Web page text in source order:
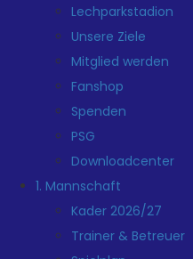
Lechparkstadion
Unsere Ziele
Mitglied werden
Fanshop
Spenden
PSG
Downloadcenter
1. Mannschaft
Kader 2026/27
Trainer & Betreuer